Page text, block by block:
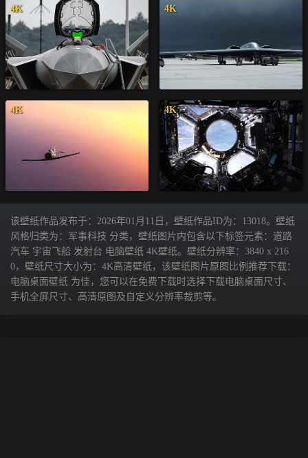
4K 4K
4K 4K
该壁纸作品发布于：2026年01月11日，壁纸作品ID为：13018。壁纸
风格归类为：军事科技 分类，壁纸图片内包含以下标签元素：道路
汽车 宇宙飞船 发射台 电脑壁纸 4K壁纸。壁纸分辨率：3840 x 216
0，壁纸尺寸大小为：4K高清壁纸，该壁纸图片原图比例推荐下载：
电脑桌面壁纸 为佳，您可以在免费下载时选择下载电脑桌面尺寸、
手机全屏尺寸、高清原图及自定义分辨率裁剪等。